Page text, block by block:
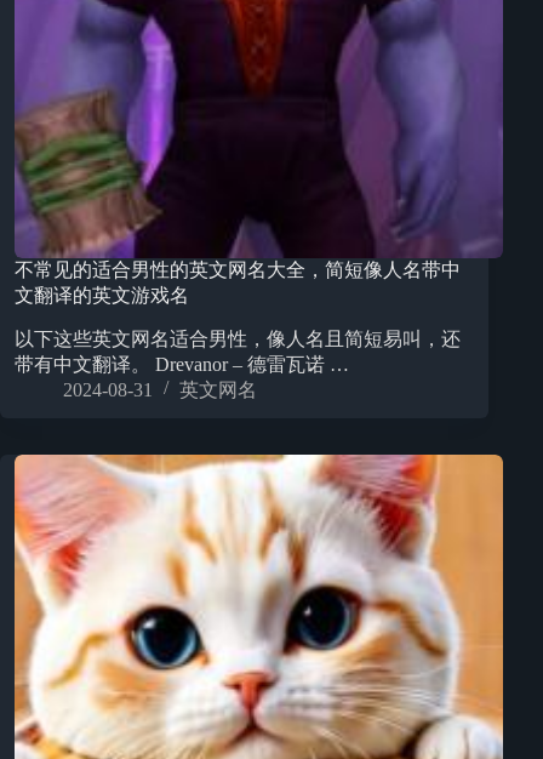
不常见的适合男性的英文网名大全，简短像人名带中
文翻译的英文游戏名
以下这些英文网名适合男性，像人名且简短易叫，还
带有中文翻译。 Drevanor – 德雷瓦诺 …
2024-08-31
英文网名